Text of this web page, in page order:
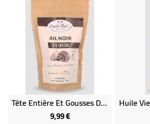
Tête Entière Et Gousses D'ail Noir Bio En Sachet
9,99 €Prix